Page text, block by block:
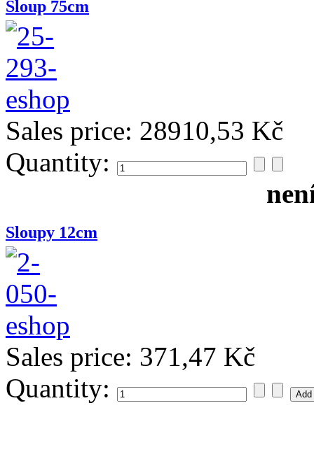
Sloup 75cm
Sales price: 28910,53 Kč
Quantity:
Sloupy 12cm
Sales price: 371,47 Kč
Quantity: